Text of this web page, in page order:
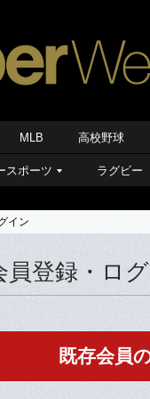
MLB 高校野球
スポーツ ラグビー
イン
員登録・ロ
既存会員